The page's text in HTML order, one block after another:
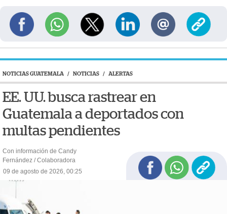
NOTICIAS GUATEMALA / NOTICIAS / ALERTAS
EE. UU. busca rastrear en
Guatemala a deportados con
multas pendientes
Con información de Candy
Fernández / Colaboradora
09 de agosto de 2026, 00:25